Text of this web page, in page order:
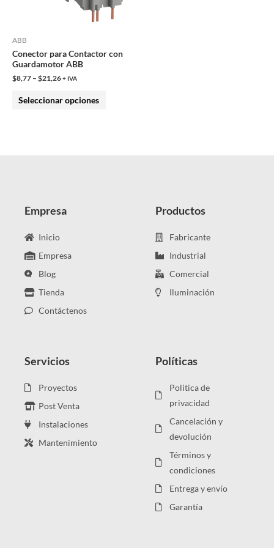
ABB
Conector para Contactor con
Guardamotor ABB
$8,77 – $21,26+ IVA
Seleccionar opciones
opciones
elegir
Empresa
Inicio
Empresa
Blog
Tienda
Contáctenos
Productos
Fabricante
Industrial
Comercial
Iluminación
Servicios
Proyectos
Post Venta
Instalaciones
Mantenimiento
Políticas
Politica de
privacidad
Cancelación y
devolución
Términos y
condiciones
Entrega y envío
Garantía